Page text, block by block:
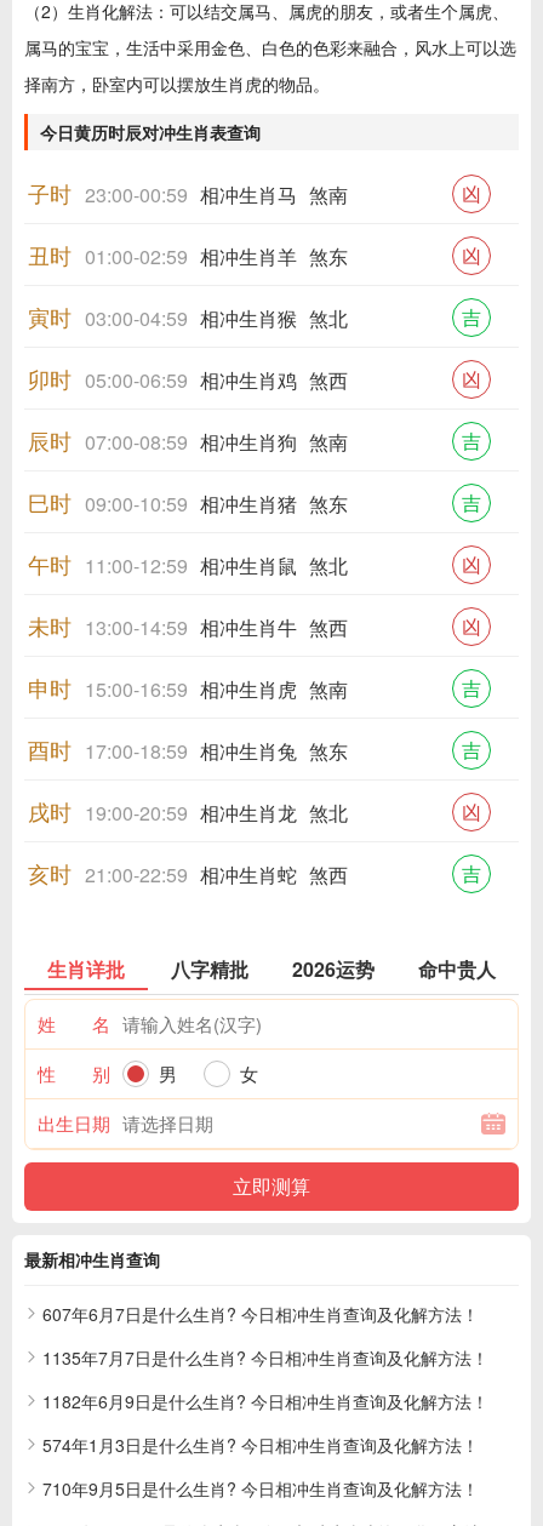
（2）生肖化解法：可以结交属马、属虎的朋友，或者生个属虎、
属马的宝宝，生活中采用金色、白色的色彩来融合，风水上可以选
择南方，卧室内可以摆放生肖虎的物品。
今日黄历时辰对冲生肖表查询
子时 23:00-00:59 相冲生肖马 煞南 凶
丑时 01:00-02:59 相冲生肖羊 煞东 凶
寅时 03:00-04:59 相冲生肖猴 煞北 吉
卯时 05:00-06:59 相冲生肖鸡 煞西 凶
辰时 07:00-08:59 相冲生肖狗 煞南 吉
巳时 09:00-10:59 相冲生肖猪 煞东 吉
午时 11:00-12:59 相冲生肖鼠 煞北 凶
未时 13:00-14:59 相冲生肖牛 煞西 凶
申时 15:00-16:59 相冲生肖虎 煞南 吉
酉时 17:00-18:59 相冲生肖兔 煞东 吉
戌时 19:00-20:59 相冲生肖龙 煞北 凶
亥时 21:00-22:59 相冲生肖蛇 煞西 吉
生肖详批 八字精批 2026运势 命中贵人
姓 名
性 别
男
女
出生日期
最新相冲生肖查询
607年6月7日是什么生肖? 今日相冲生肖查询及化解方法！
1135年7月7日是什么生肖? 今日相冲生肖查询及化解方法！
1182年6月9日是什么生肖? 今日相冲生肖查询及化解方法！
574年1月3日是什么生肖? 今日相冲生肖查询及化解方法！
710年9月5日是什么生肖? 今日相冲生肖查询及化解方法！